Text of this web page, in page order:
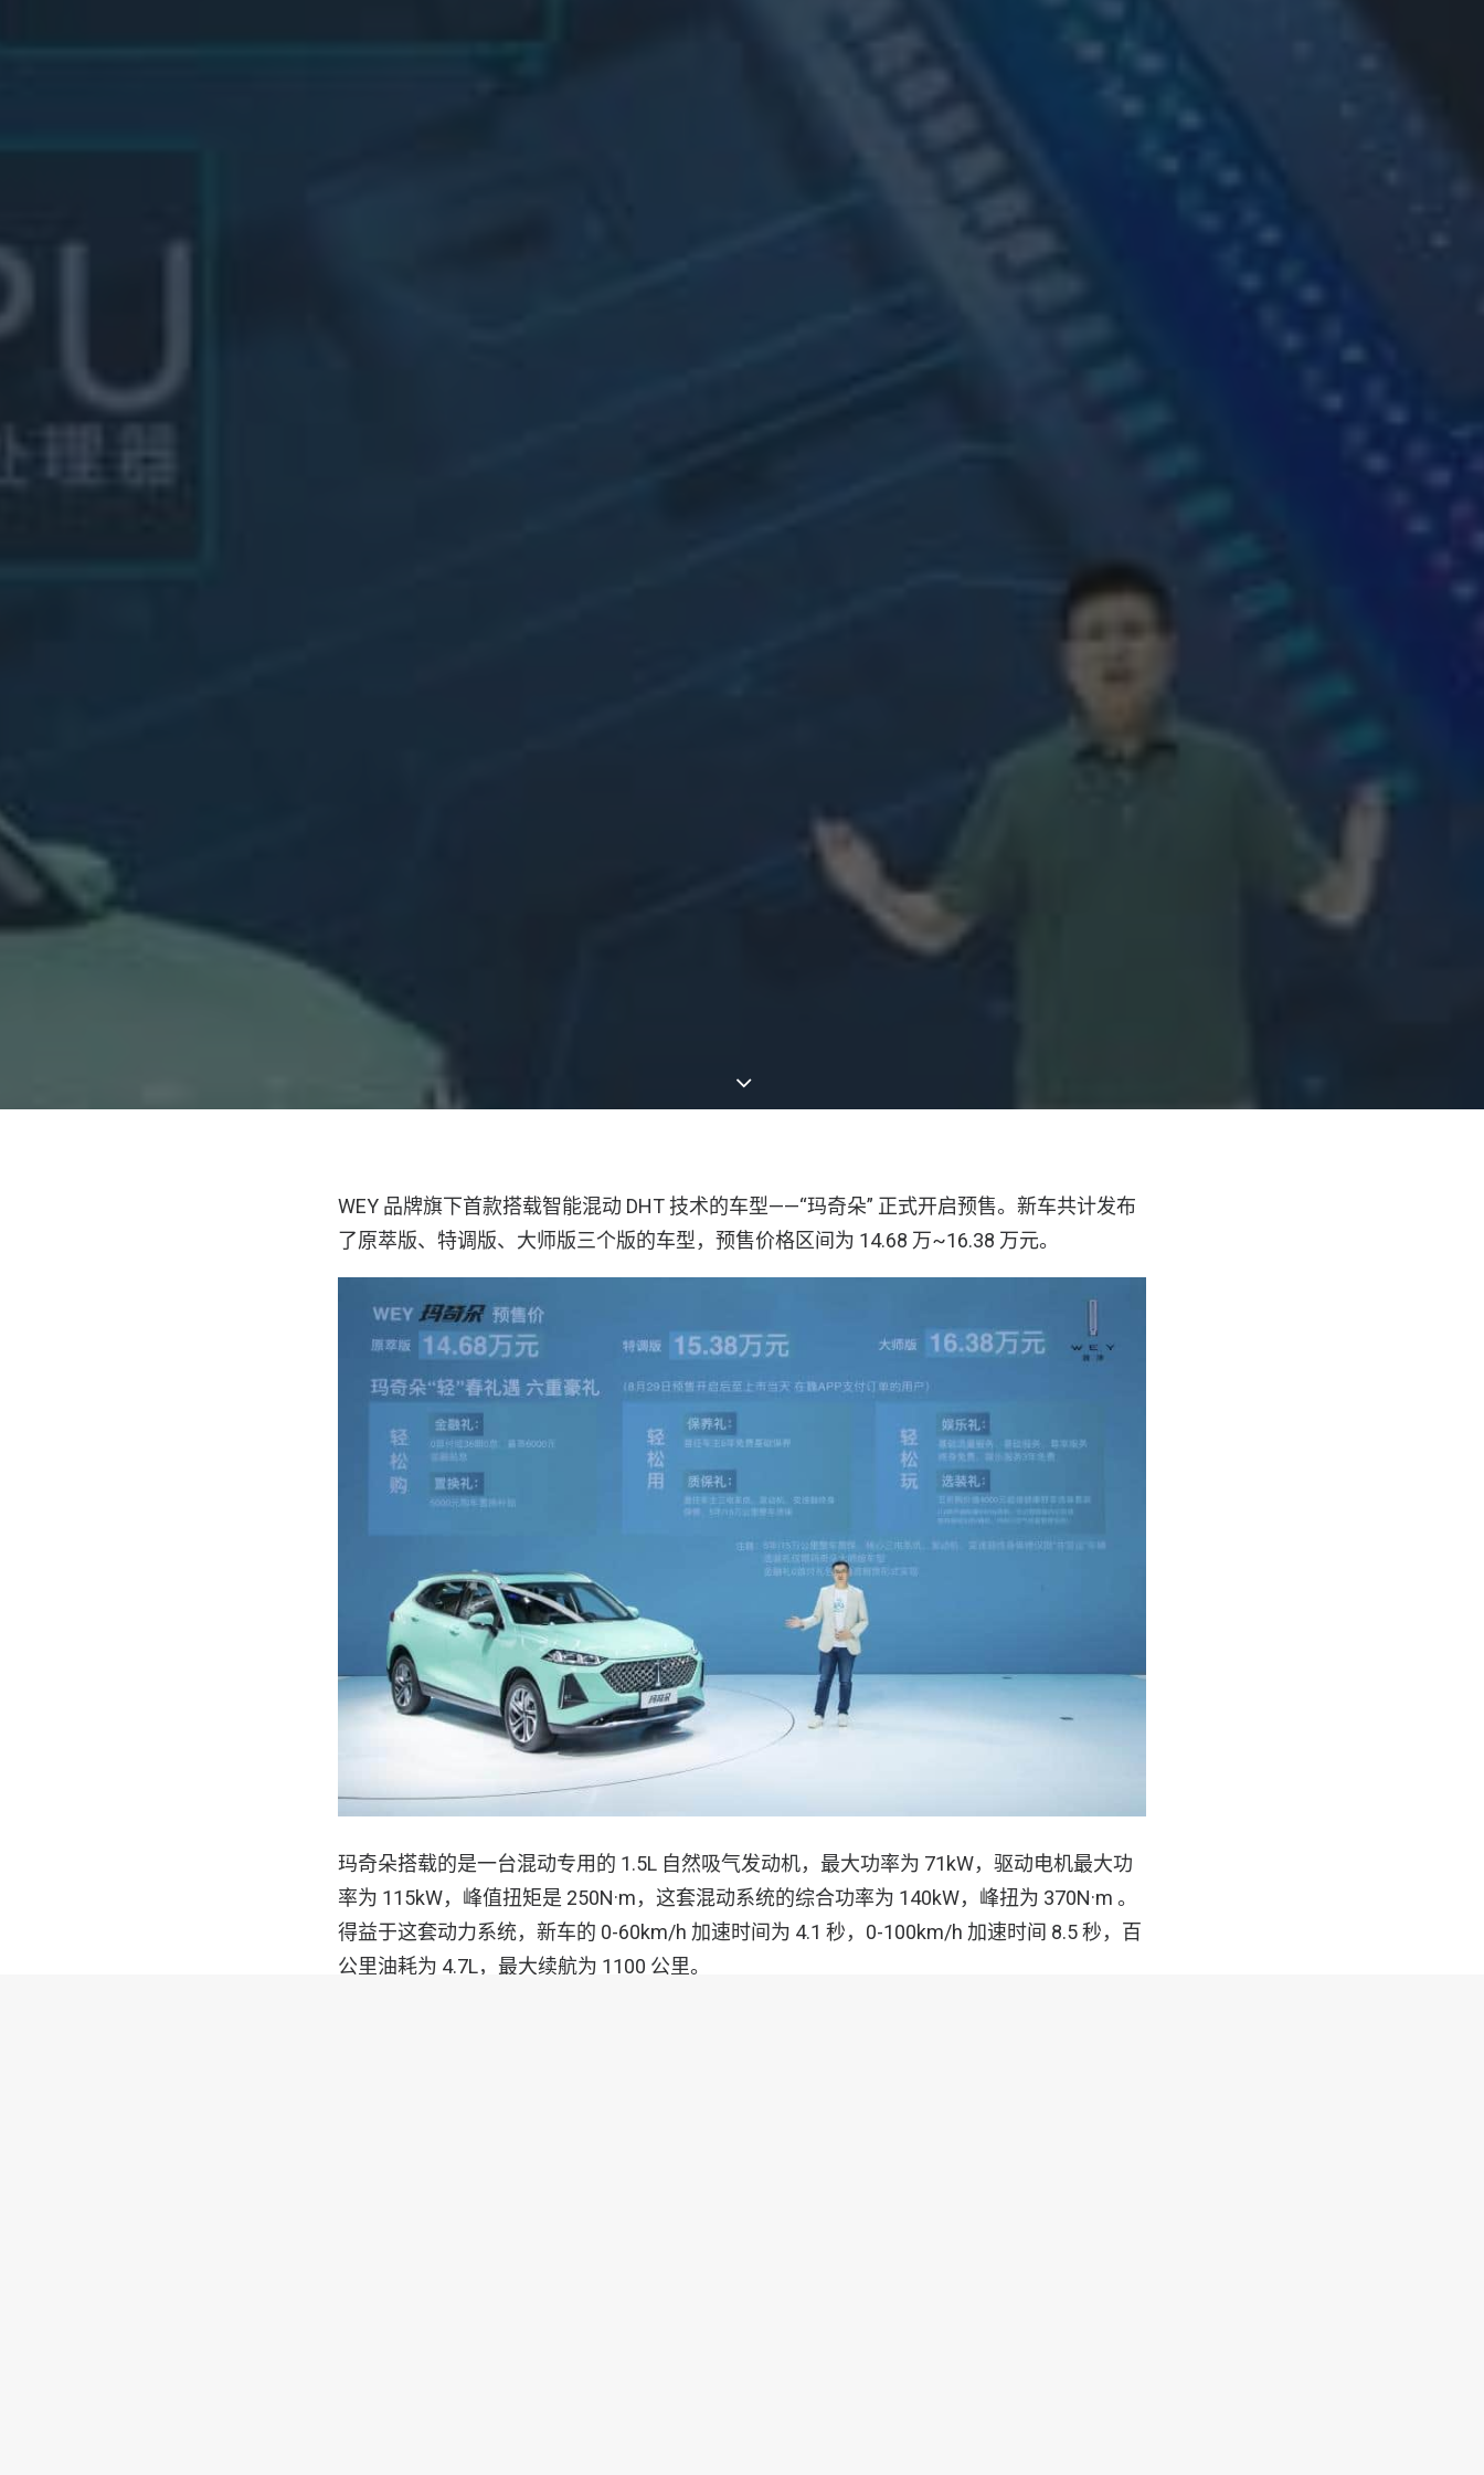
WEY 品牌旗下首款搭载智能混动 DHT 技术的车型——“玛奇朵” 正式开启预售。新车共计发布
了原萃版、特调版、大师版三个版的车型，预售价格区间为 14.68 万~16.38 万元。
玛奇朵搭载的是一台混动专用的 1.5L 自然吸气发动机，最大功率为 71kW，驱动电机最大功
率为 115kW，峰值扭矩是 250N·m，这套混动系统的综合功率为 140kW，峰扭为 370N·m 。
得益于这套动力系统，新车的 0-60km/h 加速时间为 4.1 秒，0-100km/h 加速时间 8.5 秒，百
公里油耗为 4.7L，最大续航为 1100 公里。